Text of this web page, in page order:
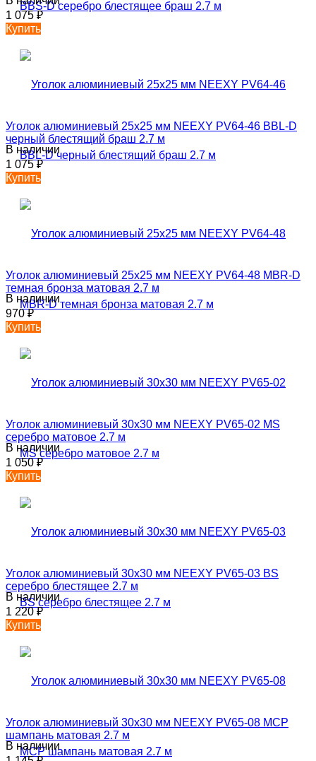
1 075₽
Купить
Уголок алюминиевый 25х25 мм NEEXY PV64-46 BBL-D
черный блестящий браш 2.7 м
В наличии
1 075₽
Купить
Уголок алюминиевый 25х25 мм NEEXY PV64-48 MBR-D
темная бронза матовая 2.7 м
В наличии
970₽
Купить
Уголок алюминиевый 30х30 мм NEEXY PV65-02 MS
серебро матовое 2.7 м
В наличии
1 050₽
Купить
Уголок алюминиевый 30х30 мм NEEXY PV65-03 BS
серебро блестящее 2.7 м
В наличии
1 220₽
Купить
Уголок алюминиевый 30х30 мм NEEXY PV65-08 MCP
шампань матовая 2.7 м
В наличии